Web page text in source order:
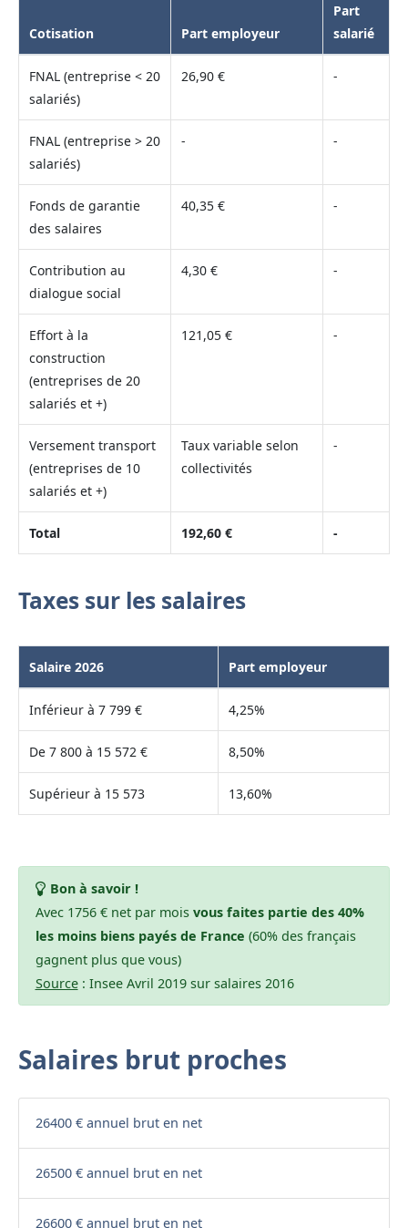
Cotisation Part employeur
Part
salarié
FNAL (entreprise < 20
salariés)
26,90 € -
FNAL (entreprise > 20
salariés)
- -
Fonds de garantie
des salaires
40,35 € -
Contribution au
dialogue social
4,30 € -
Effort à la
construction
(entreprises de 20
salariés et +)
121,05 € -
Versement transport
(entreprises de 10
salariés et +)
Taux variable selon
collectivités
-
Total 192,60 € -
Taxes sur les salaires
Salaire 2026 Part employeur
Inférieur à 7 799 € 4,25%
De 7 800 à 15 572 € 8,50%
Supérieur à 15 573 13,60%
Bon à savoir !
Avec 1756 € net par mois vous faites partie des 40%
les moins biens payés de France (60% des français
gagnent plus que vous)
Source: Insee Avril 2019 sur salaires 2016
Salaires brut proches
26400 € annuel brut en net
26500 € annuel brut en net
26600 € annuel brut en net